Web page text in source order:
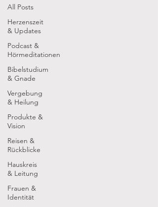
All Posts
Herzenszeit
& Updates
Podcast &
Hörmeditationen
Bibelstudium
& Gnade
Vergebung
& Heilung
Produkte &
Vision
Reisen &
Rückblicke
Hauskreis
& Leitung
Frauen &
Identität